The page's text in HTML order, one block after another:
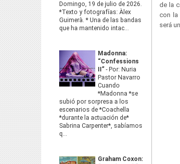
Domingo, 19 de julio de 2026.
*Texto y fotografías: Àlex
Guimerà. * Una de las bandas
que ha mantenido intac...
Madonna:
“Confessions
II” - Por: Nuria
Pastor Navarro
Cuando
*Madonna *se
subió por sorpresa a los
escenarios de *Coachella
*durante la actuación de*
Sabrina Carpenter*, sabíamos
q...
Graham Coxon:
de la
con la
será